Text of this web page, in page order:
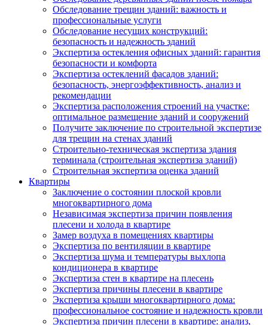
Обследование трещин зданий: важность и
профессиональные услуги
Обследование несущих конструкций:
безопасность и надежность зданий
Экспертиза остекления офисных зданий: гарантия
безопасности и комфорта
Экспертиза остеклений фасадов зданий:
безопасность, энергоэффективность, анализ и
рекомендации
Экспертиза расположения строений на участке:
оптимальное размещение зданий и сооружений
Получите заключение по строительной экспертизе
для трещин на стенах зданий
Строительно-техническая экспертиза здания
терминала (строительная экспертиза зданий)
Строительная экспертиза оценка зданий
Квартиры
Заключение о состоянии плоской кровли
многоквартирного дома
Независимая экспертиза причин появления
плесени и холода в квартире
Замер воздуха в помещениях квартиры
Экспертиза по вентиляции в квартире
Экспертиза шума и температуры выхлопа
кондиционера в квартире
Экспертиза стен в квартире на плесень
Экспертиза причины плесени в квартире
Экспертиза крыши многоквартирного дома:
профессиональное состояние и надежность кровли
Экспертиза причин плесени в квартире: анализ,